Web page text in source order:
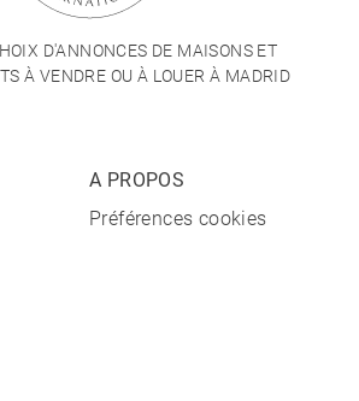
D'ANNONCES DE MAISONS ET
À VENDRE OU À LOUER À MADRID
A PROPOS
Préférences cookies